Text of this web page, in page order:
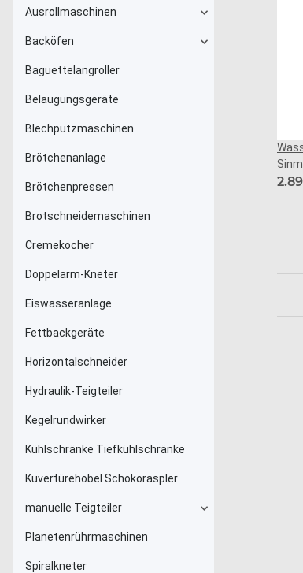
Ausrollmaschinen
Backöfen
Baguettelangroller
Belaugungsgeräte
Blechputzmaschinen
Brötchenanlage
Brötchenpressen
Brotschneidemaschinen
Cremekocher
Doppelarm-Kneter
Eiswasseranlage
Fettbackgeräte
Horizontalschneider
Hydraulik-Teigteiler
Kegelrundwirker
Kühlschränke Tiefkühlschränke
Kuvertürehobel Schokoraspler
manuelle Teigteiler
Planetenrührmaschinen
Spiralkneter